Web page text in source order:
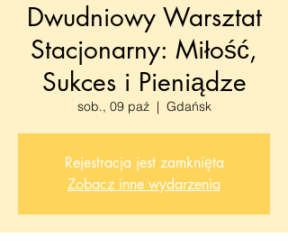
Dwudniowy Warsztat
Stacjonarny: Miłość,
Sukces i Pieniądze
sob., 09 paź
  |
Gdańsk
Rejestracja jest zamknięta
Zobacz inne wydarzenia